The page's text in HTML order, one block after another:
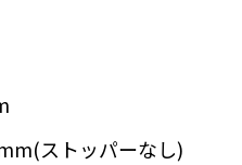
ストッパーなし)